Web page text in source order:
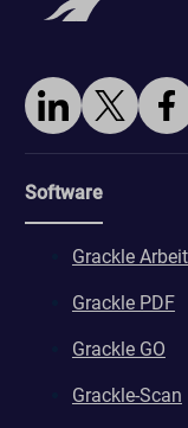
Software
Grackle
Grackle PDF
Grackle GO
Grackle-Scan